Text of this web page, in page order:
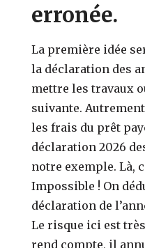
erronée.
La première idée
la déclaration des
mettre les travaux
suivante.
les frais du prêt
déclaration 2026
notre exemple. Là,
Impossible ! On
déclaration de
Le risque ici est
rend compte, il